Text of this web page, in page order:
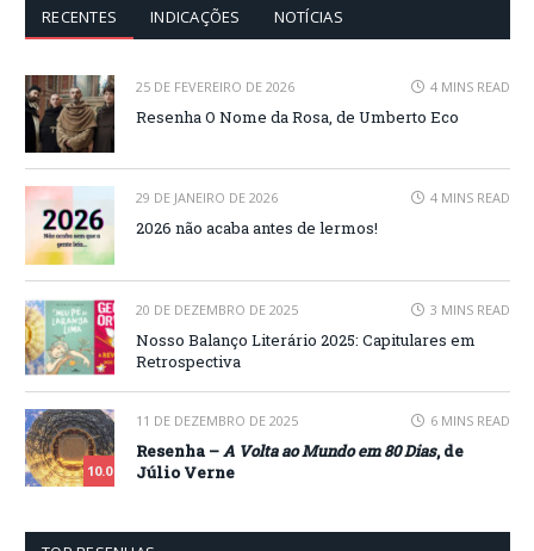
RECENTES INDICAÇÕES NOTÍCIAS
25 DE FEVEREIRO DE 2026 4 MINS READ
Resenha O Nome da Rosa, de Umberto Eco
29 DE JANEIRO DE 2026 4 MINS READ
2026 não acaba antes de lermos!
20 DE DEZEMBRO DE 2025 3 MINS READ
Nosso Balanço Literário 2025: Capitulares em
Retrospectiva
10.0
11 DE DEZEMBRO DE 2025 6 MINS READ
Resenha –A Volta ao Mundo em 80 Dias, de
Júlio Verne